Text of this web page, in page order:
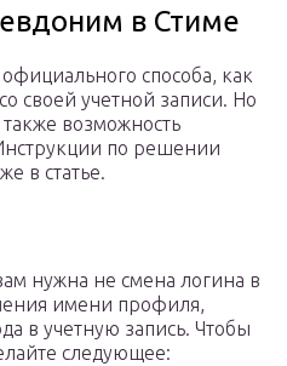
в Стиме
способа, как
своей учетной записи. Но
возможность
по решении
в статье.
нужна не смена логина в
имени профиля,
в учетную запись. Чтобы
следующее: